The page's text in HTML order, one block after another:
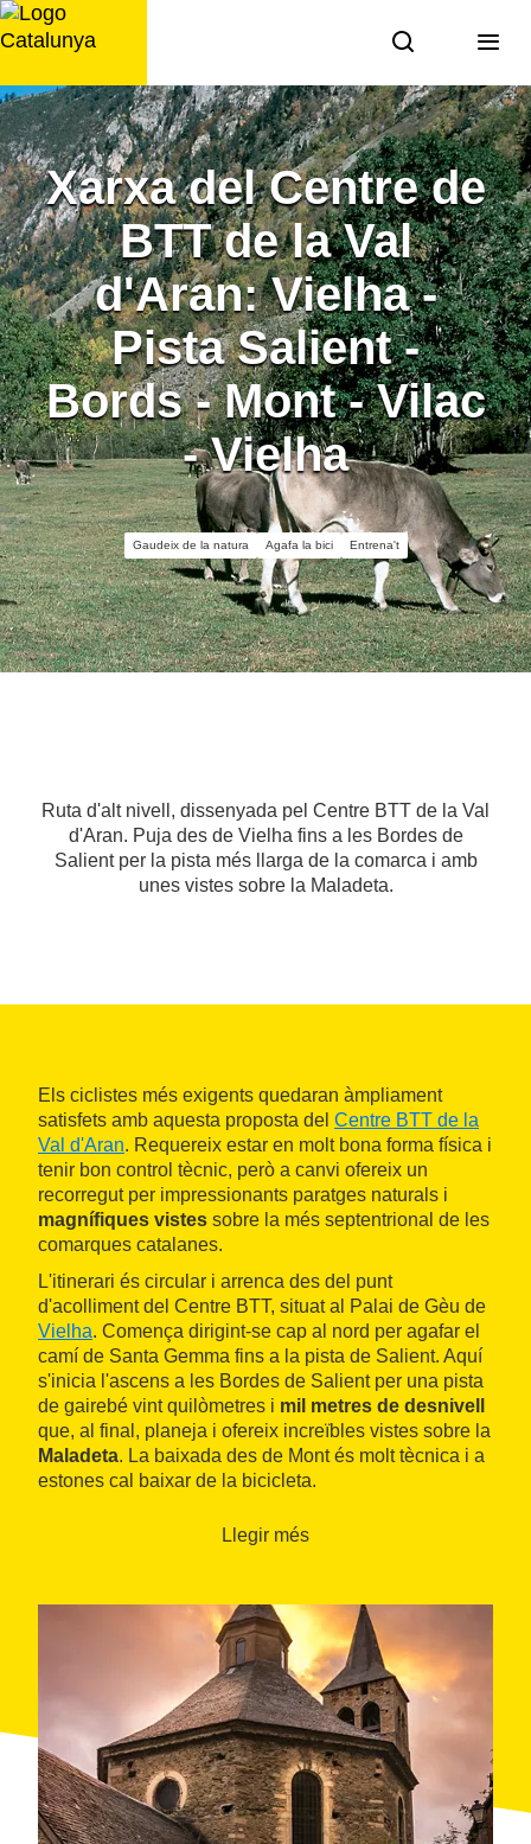
Saltar
al
Xarxa del Centre de
BTT de la Val
d'Aran: Vielha -
Pista Salient -
Bords - Mont - Vilac
- Vielha
Gaudeix de la natura Agafa la bici Entrena't
Ruta d'alt nivell, dissenyada pel Centre BTT de la Val
d'Aran. Puja des de Vielha fins a les Bordes de
Salient per la pista més llarga de la comarca i amb
unes vistes sobre la Maladeta.
Els ciclistes més exigents quedaran àmpliament
satisfets amb aquesta proposta del Centre BTT de la
Val d'Aran. Requereix estar en molt bona forma física i
tenir bon control tècnic, però a canvi ofereix un
recorregut per impressionants paratges naturals i
magnífiques vistes sobre la més septentrional de les
comarques catalanes.
L'itinerari és circular i arrenca des del punt
d'acolliment del Centre BTT, situat al Palai de Gèu de
Vielha. Comença dirigint-se cap al nord per agafar el
camí de Santa Gemma fins a la pista de Salient. Aquí
s'inicia l'ascens a les Bordes de Salient per una pista
de gairebé vint quilòmetres i mil metres de desnivell
que, al final, planeja i ofereix increïbles vistes sobre la
Maladeta. La baixada des de Mont és molt tècnica i a
estones cal baixar de la bicicleta.
Llegir més